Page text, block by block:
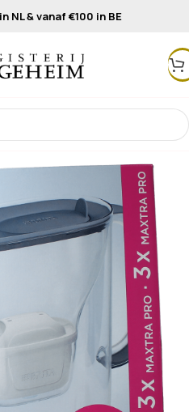
NL & vanaf €100 in BE